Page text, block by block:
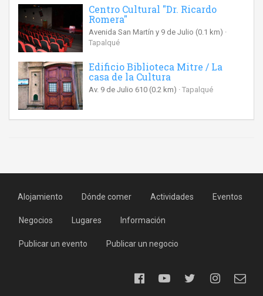
Centro Cultural "Dr. Ricardo
Romera"
Avenida San Martín y 9 de Julio (0.1 km)
Tapalqué
Edificio Biblioteca Mitre / La
casa de la Cultura
Av. 9 de Julio 610 (0.2 km) Tapalqué
Alojamiento Dónde comer Actividades Eventos
Negocios Lugares Información
Publicar un evento Publicar un negocio